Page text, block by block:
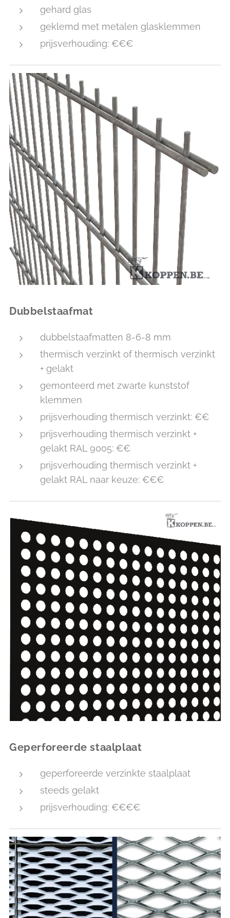
gehard glas
geklemd met metalen glasklemmen
prijsverhouding: €€€
Dubbelstaafmat
dubbelstaafmatten 8-6-8 mm
thermisch verzinkt of thermisch verzinkt
+ gelakt
gemonteerd met zwarte kunststof
klemmen
prijsverhouding thermisch verzinkt: €€
prijsverhouding thermisch verzinkt +
gelakt RAL 9005: €€
prijsverhouding thermisch verzinkt +
gelakt RAL naar keuze: €€€
Geperforeerde staalplaat
geperforeerde verzinkte staalplaat
steeds gelakt
prijsverhouding: €€€€